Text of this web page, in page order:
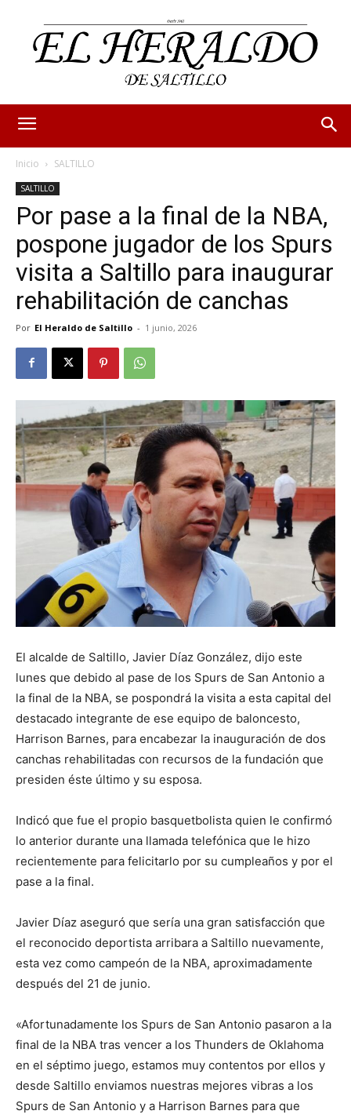
Inicio SALTILLO
SALTILLO
Por pase a la final de la NBA,
pospone jugador de los Spurs
visita a Saltillo para inaugurar
rehabilitación de canchas
Por El Heraldo de Saltillo - 1 junio, 2026
El alcalde de Saltillo, Javier Díaz González, dijo este
lunes que debido al pase de los Spurs de San Antonio a
la final de la NBA, se pospondrá la visita a esta capital del
destacado integrante de ese equipo de baloncesto,
Harrison Barnes, para encabezar la inauguración de dos
canchas rehabilitadas con recursos de la fundación que
presiden éste último y su esposa.
Indicó que fue el propio basquetbolista quien le confirmó
lo anterior durante una llamada telefónica que le hizo
recientemente para felicitarlo por su cumpleaños y por el
pase a la final.
Javier Díaz aseguró que sería una gran satisfacción que
el reconocido deportista arribara a Saltillo nuevamente,
esta vez como campeón de la NBA, aproximadamente
después del 21 de junio.
«Afortunadamente los Spurs de San Antonio pasaron a la
final de la NBA tras vencer a los Thunders de Oklahoma
en el séptimo juego, estamos muy contentos por ellos y
desde Saltillo enviamos nuestras mejores vibras a los
Spurs de San Antonio y a Harrison Barnes para que